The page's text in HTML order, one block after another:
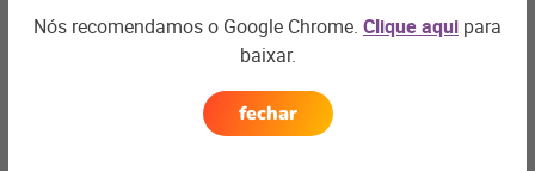
Nós recomendamos o Google Chrome. Clique aqui para
baixar.
fechar